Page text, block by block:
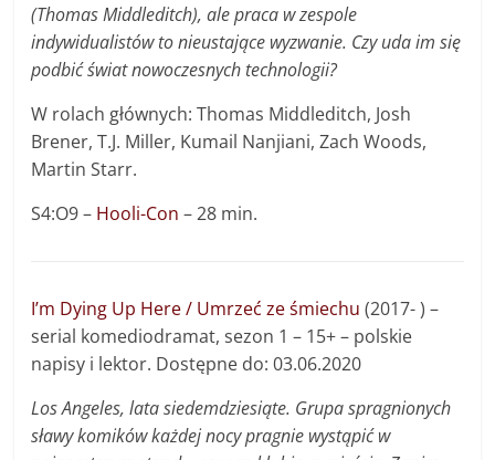
(Thomas Middleditch), ale praca w zespole
indywidualistów to nieustające wyzwanie. Czy uda im się
podbić świat nowoczesnych technologii?
W rolach głównych: Thomas Middleditch, Josh
Brener, T.J. Miller, Kumail Nanjiani, Zach Woods,
Martin Starr.
S4:O9 – Hooli-Con – 28 min.
I’m Dying Up Here / Umrzeć ze śmiechu (2017- ) –
serial komediodramat, sezon 1 – 15+ – polskie
napisy i lektor. Dostępne do: 03.06.2020
Los Angeles, lata siedemdziesiąte. Grupa spragnionych
sławy komików każdej nocy pragnie wystąpić w